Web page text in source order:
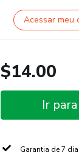
Acessar meu
$14.00
Ir
Garantia de 7